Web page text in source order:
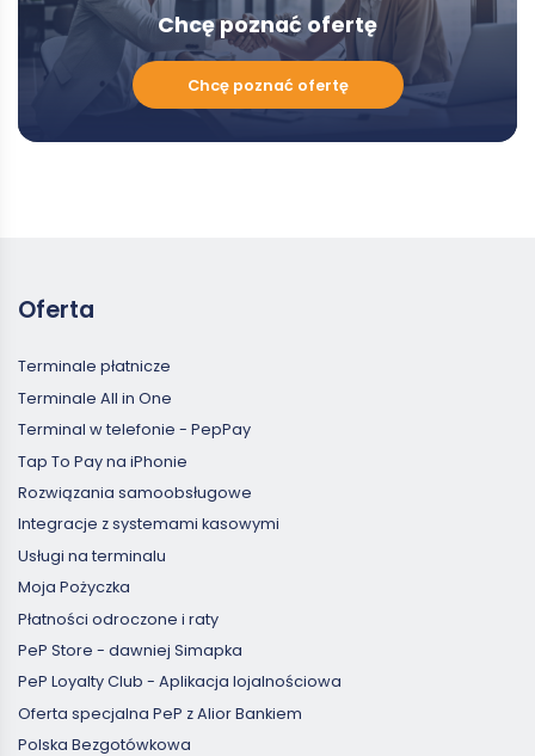
Chcę poznać ofertę
Chcę
Chcę poznać ofertę
Oferta
Terminale płatnicze
Terminale All in One
Terminal w telefonie - PepPay
Tap To Pay na iPhonie
Rozwiązania samoobsługowe
Integracje z systemami kasowymi
Usługi na terminalu
Moja Pożyczka
Płatności odroczone i raty
PeP Store - dawniej Simapka
PeP Loyalty Club - Aplikacja lojalnościowa
Oferta specjalna PeP z Alior Bankiem
Polska Bezgotówkowa